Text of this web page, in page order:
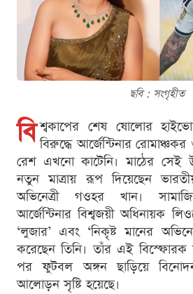
ছবি : সংগৃহীত
বি শ্বকাপের শেষ ষোলোর
বিরুদ্ধে আর্জেন্টিনার
রেশ এখনো কাটেনি। মাঠের সেই
নতুন মাত্রায় রূপ দিয়েছেন
অভিনেত্রী গওহর খান।
আর্জেন্টিনার বিশ্বজয়ী অধিনায়ক
‘লুজার’ এবং ‘নিকৃষ্ট মানের
করেছেন তিনি। তাঁর এই বিস্ফোরক
পর ফুটবল অঙ্গন ছাড়িয়ে
আলোড়ন সৃষ্টি হয়েছে।